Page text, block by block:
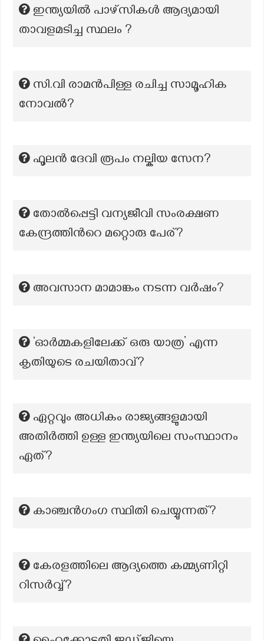
ഇന്ത്യയിൽ പാഴ്സികൾ ആദ്യമായി
താവളമടിച്ച സ്ഥലം ?
സി.വി രാമന്‍പിള്ള രചിച്ച സാമൂഹിക
നോവല്‍?
ഫൂലൻ ദേവി രൂപം നല്കിയ സേന?
തോല്‍പ്പെട്ടി വന്യജീവി സംരക്ഷണ
കേന്ദ്രത്തിന്‍റെ മറ്റൊരു പേര്?
അവസാന മാമാങ്കം നടന്ന വര്‍ഷം?
‘ഓർമ്മകളിലേക്ക് ഒരു യാത്ര’ എന്ന
കൃതിയുടെ രചയിതാവ്?
ഏറ്റവും അധികം രാജ്യങ്ങളുമായി
അതിർത്തി ഉള്ള ഇന്ത്യയിലെ സംസ്ഥാനം
ഏത്?
കാഞ്ചന്‍ഗംഗ സ്ഥിതി ചെയ്യുന്നത്?
കേരളത്തിലെ ആദ്യത്തെ കമ്മ്യണിറ്റി
റിസര്‍വ്വ്?